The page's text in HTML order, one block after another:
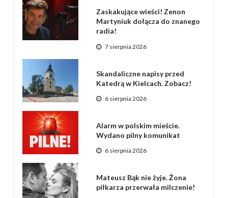
Zaskakujące wieści! Zenon
Martyniuk dołącza do znanego
radia!
7 sierpnia 2026
Skandaliczne napisy przed
Katedrą w Kielcach. Zobacz!
6 sierpnia 2026
Alarm w polskim mieście.
Wydano pilny komunikat
6 sierpnia 2026
Mateusz Bąk nie żyje. Żona
piłkarza przerwała milczenie!